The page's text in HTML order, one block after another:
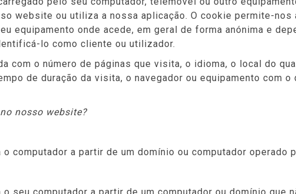
website ou utiliza a nossa aplicação. O cookie permite-
equipamento onde acede, em geral de forma anónima e
lo como cliente ou utilizador.
com o número de páginas que visita, o idioma, o local do
de duração da visita, o navegador ou equipamento com
nosso website?
computador a partir de um domínio ou computador operado